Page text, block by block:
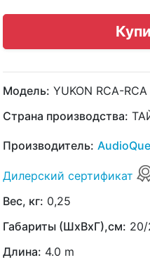
Модель: YUKON RCA-RCA
Страна производства:
Производитель:
Дилерский сертификат
Вес, кг: 0,25
Габариты (ШхВхГ),см: 20/
Длина: 4.0 m